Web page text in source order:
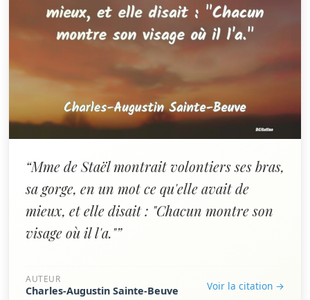
“Mme de Staël montrait volontiers ses bras,
sa gorge, en un mot ce qu'elle avait de
mieux, et elle disait : "Chacun montre son
visage où il l'a."”
AUTEUR
Charles-Augustin Sainte-Beuve Voir la citation →